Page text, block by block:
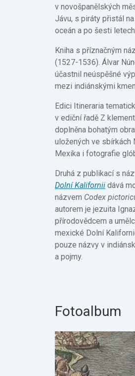
v novošpanělských
Jávu, s piráty přistál
oceán a po šesti
Kniha s příznačným
(1527-1536). Álvar
účastnil neúspěšné
mezi indiánskými
Edici Itineraria
v ediční řadě Z
doplněna bohatým
uložených ve sbírkách
Mexika i fotografie
Druhá z publikací s
Dolní Kalifornii dává
názvem Codex
autorem je jezuita
přírodovědcem a
mexické Dolní
pouze názvy v
a pojmy.
Fotoalbum